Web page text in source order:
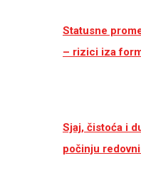
Statusne
– rizici iza
Sjaj, čistoća i
počinju